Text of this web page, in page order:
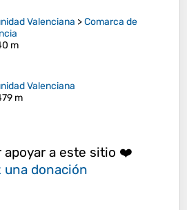
Valenciana >Comarca de
m
Valenciana
m
apoyar a este sitio ❤️
una donación